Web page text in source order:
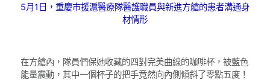
5月1日，重慶市援滬醫療隊醫護職員與新進方艙的患者溝通身
材情形
在方艙內，隊員們保她收藏的四對完美曲線的咖啡杯，被藍色
能量震動，其中一個杯子的把手竟然向內側傾斜了零點五度！